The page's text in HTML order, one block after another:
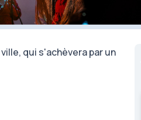
qui s'achèvera par un